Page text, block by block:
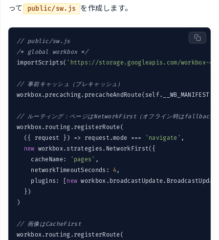
って
public/sw.js を作成します。
// public/sw.js
/* global workbox */
importScripts( 'https://storage.googleapis.com/workbox-
// 事前キャッシュ（プレキャッシュ）
// ルーティング：ページはNetworkFirst（オフライン時はfallback）
workbox.routing.registerRoute(
( { request } ) => request.mode === 'navigate' ,
new workbox.strategies.NetworkFirst({
    cacheName:
'pages' ,
    networkTimeoutSeconds:
4,
    plugins: [
new
  })
)
// 画像はCacheFirst
workbox.routing.registerRoute(